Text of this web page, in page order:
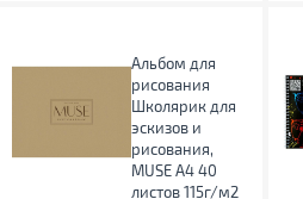
Альбом для
рисования
Школярик для
эскизов и
рисования,
MUSE А4 40
листов 115г/м2